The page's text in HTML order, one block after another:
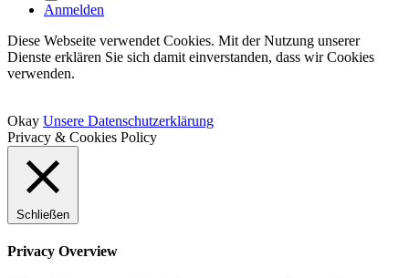
Anmelden
Diese Webseite verwendet Cookies. Mit der Nutzung unserer
Dienste erklären Sie sich damit einverstanden, dass wir Cookies
verwenden.
Okay Unsere Datenschutzerklärung
Privacy & Cookies Policy
Schließen
Privacy Overview